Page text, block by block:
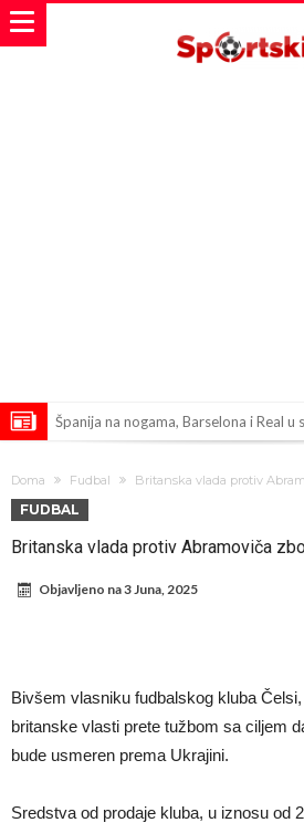
Španija na nogama, Barselona i Real u
ne mogu da veruju šta priča
Milan smanjuje sastav
Hidratacione pauze postale su biznis:
Arsenal za 138 miliona evra dovodi
Francuski sudac suočen s pritvorom
porodici
Ovo je nova situacija za Novaka: Siner
Doma Fudbal Britanska vlada protiv
FUDBAL
Britanska vlada protiv Abramoviča
Objavljeno na3 Juna, 2025
Bivšem vlasniku fudbalskog kluba
britanske vlasti prete tužbom sa ciljem
bude usmeren prema Ukrajini.
Sredstva od prodaje kluba, u iznosu od